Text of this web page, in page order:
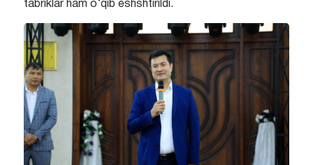
tabriklar ham o‘qib eshshtirildi.